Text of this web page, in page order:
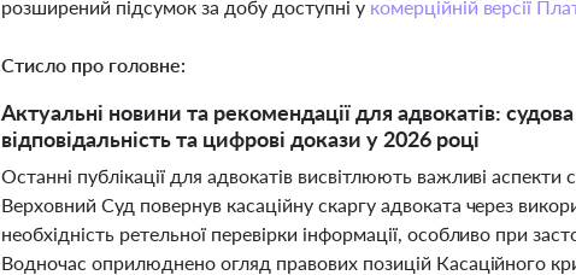
розширений підсумок за добу доступні у комерційній версії
Стисло про головне:
Актуальні новини та рекомендації для адвокатів:
відповідальність та цифрові докази у 2026 році
Останні публікації для адвокатів висвітлюють важливі аспекти
Верховний Суд повернув касаційну скаргу адвоката через
необхідність ретельної перевірки інформації, особливо при
Водночас оприлюднено огляд правових позицій Касаційного